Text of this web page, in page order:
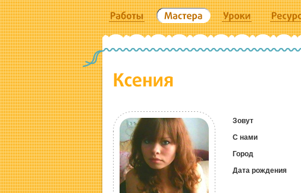
Зовут
С нами
Город
Дата рождения